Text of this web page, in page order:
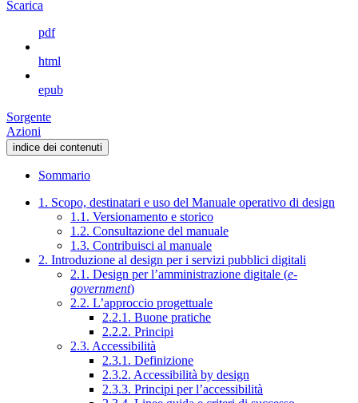
Scarica
pdf
html
epub
Sorgente
Azioni
indice dei contenuti
Sommario
1. Scopo, destinatari e uso del Manuale operativo di design
1.1. Versionamento e storico
1.2. Consultazione del manuale
1.3. Contribuisci al manuale
2. Introduzione al design per i servizi pubblici digitali
2.1. Design per l’amministrazione digitale (e-
government)
2.2. L’approccio progettuale
2.2.1. Buone pratiche
2.2.2. Principi
2.3. Accessibilità
2.3.1. Definizione
2.3.2. Accessibilità by design
2.3.3. Principi per l’accessibilità